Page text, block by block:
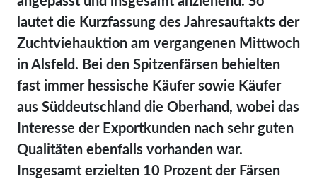
lautet die Kurzfassung des Jahresauftakts der
Zuchtviehauktion am vergangenen Mittwoch
in Alsfeld. Bei den Spitzenfärsen behielten
fast immer hessische Käufer sowie Käufer
aus Süddeutschland die Oberhand, wobei das
Interesse der Exportkunden nach sehr guten
Qualitäten ebenfalls vorhanden war.
Insgesamt erzielten 10 Prozent der Färsen